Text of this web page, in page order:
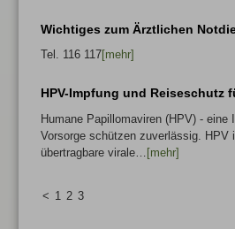
Wichtiges zum Ärztlichen
Tel. 116 117[mehr]
HPV-Impfung und Reiseschutz
Humane Papillomaviren (HPV) - eine
Vorsorge schützen zuverlässig. HPV
übertragbare virale… [mehr]
< 1 2 3